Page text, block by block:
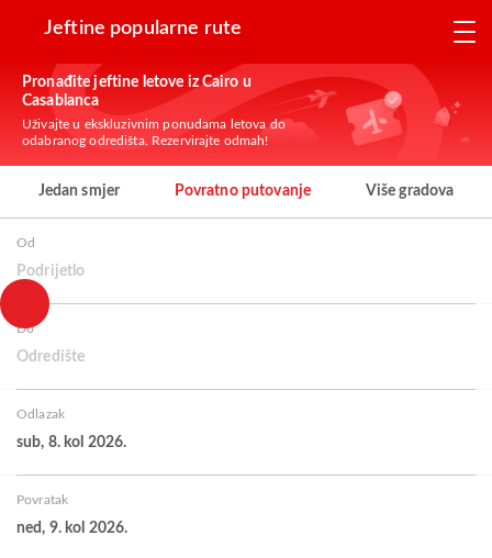
Jeftine popularne rute
Pronađite jeftine letove iz Cairo u
Casablanca
Uživajte u ekskluzivnim ponudama letova do
odabranog odredišta. Rezervirajte odmah!
Jedan smjer Povratno putovanje Više gradova
Od
Podrijetlo
Do
Odredište
Odlazak
sub, 8. kol 2026.
Povratak
ned, 9. kol 2026.